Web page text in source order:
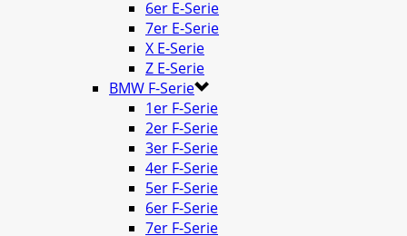
6er E-Serie
7er E-Serie
X E-Serie
Z E-Serie
BMW F-Serie
1er F-Serie
2er F-Serie
3er F-Serie
4er F-Serie
5er F-Serie
6er F-Serie
7er F-Serie